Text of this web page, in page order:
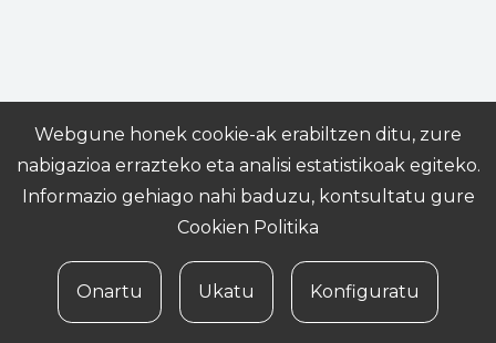
Webgune honek cookie-ak erabiltzen ditu, zure
nabigazioa errazteko eta analisi estatistikoak egiteko.
Informazio gehiago nahi baduzu, kontsultatu gure
Cookien Politika
Onartu Ukatu Konfiguratu